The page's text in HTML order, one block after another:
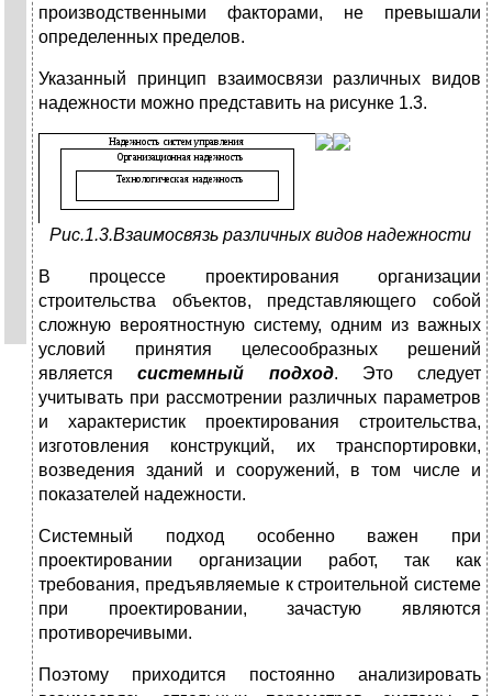
производственными факторами, не превышали
определенных пределов.
Указанный принцип взаимосвязи различных видов
на­дежности можно представить на рисунке 1.3.
Рис.1.3.Взаимосвязь различных видов надежности
В процессе проектирования организации
строительства объектов, представляющего собой
сложную вероятностную систему, одним из важных
условий принятия целесообразных решений
являетсясистемный подход. Это следует
учитывать при рассмотрении различных параметров
и характеристик проектирования строительства,
изготовления конструкций, их транспортировки,
возведения зданий и сооружений, в том числе и
показателей надежности.
Системный подход особенно важен при
проектировании организации работ, так как
требования, предъявляемые к строительной системе
при проектировании, зачастую являют­ся
противоречивыми.
Поэтому приходится постоянно анализировать